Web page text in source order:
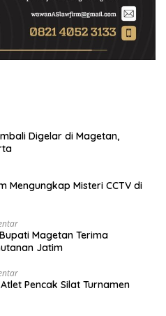
Digelar di Magetan,
Mengungkap Misteri CCTV di
Magetan Terima
Jatim
Pencak Silat Turnamen